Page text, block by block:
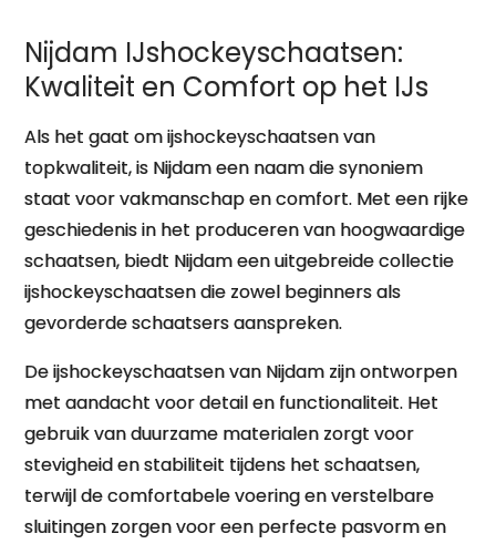
Nijdam IJshockeyschaatsen:
Kwaliteit en Comfort op het IJs
Als het gaat om ijshockeyschaatsen van
topkwaliteit, is Nijdam een naam die synoniem
staat voor vakmanschap en comfort. Met een rijke
geschiedenis in het produceren van hoogwaardige
schaatsen, biedt Nijdam een uitgebreide collectie
ijshockeyschaatsen die zowel beginners als
gevorderde schaatsers aanspreken.
De ijshockeyschaatsen van Nijdam zijn ontworpen
met aandacht voor detail en functionaliteit. Het
gebruik van duurzame materialen zorgt voor
stevigheid en stabiliteit tijdens het schaatsen,
terwijl de comfortabele voering en verstelbare
sluitingen zorgen voor een perfecte pasvorm en